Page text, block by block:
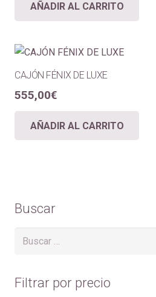
AÑADIR AL CARRITO
CAJÓN FÉNIX DE LUXE
555,00€
AÑADIR AL CARRITO
Buscar
Buscar:
Filtrar por precio